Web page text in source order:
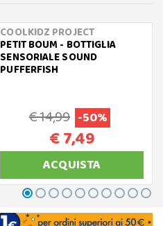
COOLKIDZ PROJECT
PETIT BOUM - BOTTIGLIA
SENSORIALE SOUND
PUFFERFISH
€ 14,99 -50%
€ 7,49
ACQUISTA